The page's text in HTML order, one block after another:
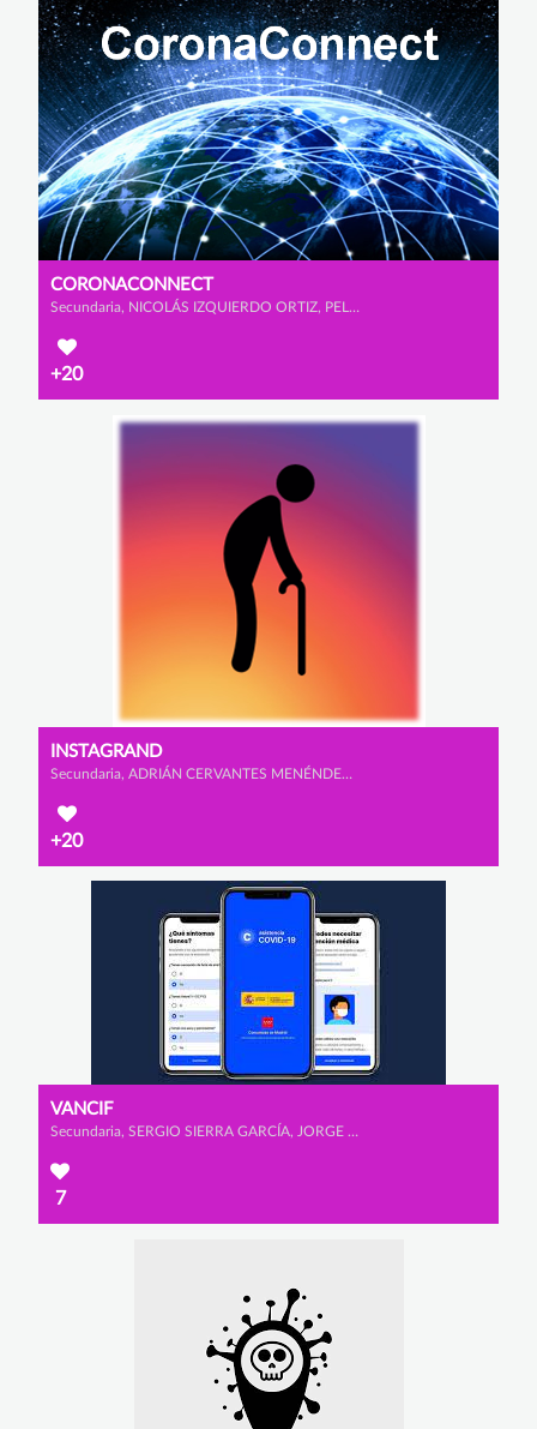
CORONACONNECT
Secundaria, NICOLÁS IZQUIERDO ORTIZ, PELAYO MORENO PRADO y MIGUEL CASTRO MURPHY
+20
INSTAGRAND
Secundaria, ADRIÁN CERVANTES MENÉNDEZ, GONZALO GARCÍA FERNÁMDEZ y MARIO FAURA SANZ
+20
VANCIF
Secundaria, SERGIO SIERRA GARCÍA, JORGE HERNÁNDEZ MONTERO y EDEL MARTÍNEZ ALONSO
7